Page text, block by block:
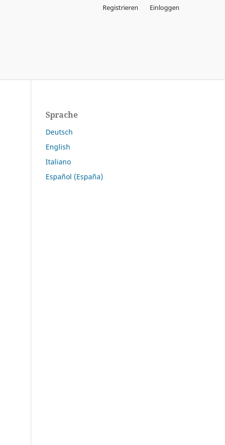
Registrieren Einloggen
Sprache
Deutsch
English
Italiano
Español (España)